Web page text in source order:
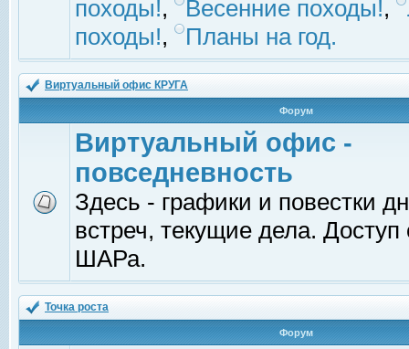
походы!, Весенние походы!,
походы!, Планы на год.
Виртуальный офис КРУГА
Форум
Виртуальный офис -
повседневность
Здесь - графики и повестки
встреч, текущие дела.
ШАРа.
Точка роста
Форум